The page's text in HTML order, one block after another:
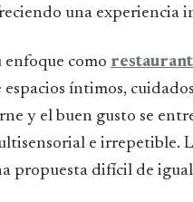
una experiencia
enfoque como
espacios íntimos,
y el buen gusto se
e irrepetible.
propuesta difícil de